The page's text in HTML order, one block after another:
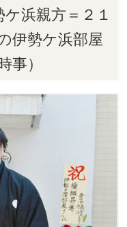
浜親方＝２１
伊勢ケ浜部屋
事）